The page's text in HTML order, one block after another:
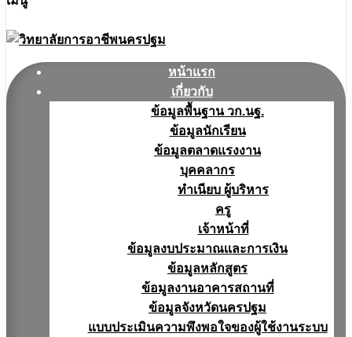
หน้าแรก
เกี่ยวกับ
ข้อมูลพื้นฐาน วก.นฐ.
ข้อมูลนักเรียน
ข้อมูลตลาดแรงงาน
บุคคลากร
ทำเนียบ ผู้บริหาร
ครู
เจ้าหน้าที่
ข้อมูลงบประมาณเเละการเงิน
ข้อมูลหลักสูตร
ข้อมูลงานอาคารสถานที่
ข้อมูลจังหวัดนครปฐม
แบบประเมินความพึงพอใจของผู้ใช้งานระบบ